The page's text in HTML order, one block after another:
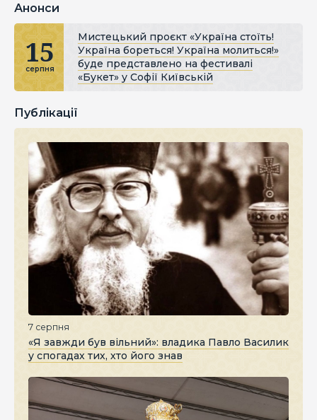
Анонси
15
серпня
Мистецький проєкт «Україна стоїть!
Україна бореться! Україна молиться!»
буде представлено на фестивалі
«Букет» у Софії Київській
Публікації
7 серпня
«Я завжди був вільний»: владика Павло Василик
у спогадах тих, хто його знав